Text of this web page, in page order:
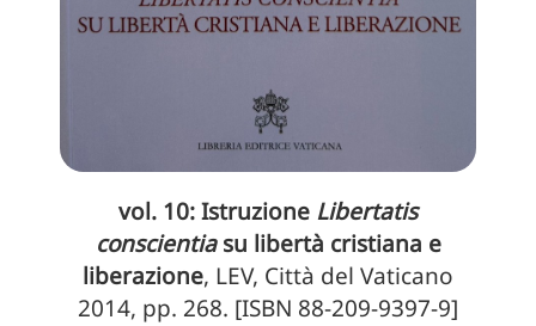
vol. 10: Istruzione Libertatis
conscientiasu libertà cristiana e
liberazione, LEV, Città del Vaticano
2014, pp. 268. [ISBN 88-209-9397-9]